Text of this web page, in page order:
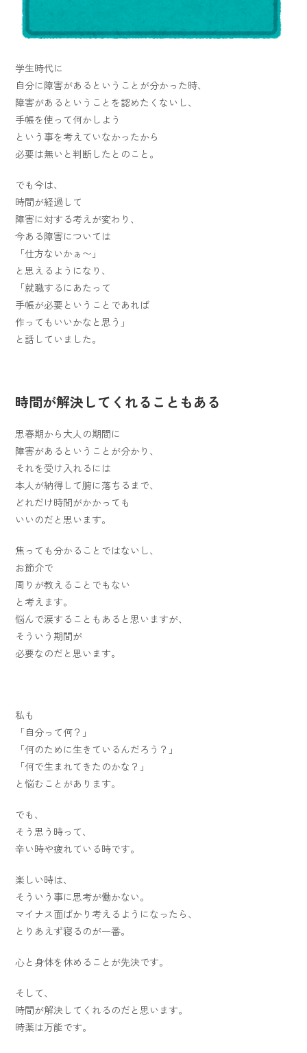
学生時代に
自分に障害があるということが分かった時、
障害があるということを認めたくないし、
手帳を使って何かしよう
という事を考えていなかったから
必要は無いと判断したとのこと。
でも今は、
時間が経過して
障害に対する考えが変わり、
今ある障害については
「仕方ないかぁ〜」
と思えるようになり、
「就職するにあたって
手帳が必要ということであれば
作ってもいいかなと思う」
と話していました。
時間が解決してくれることもある
思春期から大人の期間に
障害があるということが分かり、
それを受け入れるには
本人が納得して腑に落ちるまで、
どれだけ時間がかかっても
いいのだと思います。
焦っても分かることではないし、
お節介で
周りが教えることでもない
と考えます。
悩んで涙することもあると思いますが、
そういう期間が
必要なのだと思います。
私も
「自分って何？」
「何のために生きているんだろう？」
「何で生まれてきたのかな？」
と悩むことがあります。
でも、
そう思う時って、
辛い時や疲れている時です。
楽しい時は、
そういう事に思考が働かない。
マイナス面ばかり考えるようになったら、
とりあえず寝るのが一番。
心と身体を休めることが先決です。
そして、
時間が解決してくれるのだと思います。
時薬は万能です。